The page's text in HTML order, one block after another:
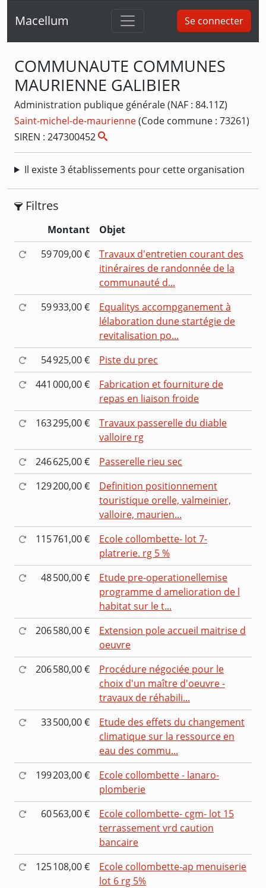
Macellum Se connecter
COMMUNAUTE COMMUNES
MAURIENNE GALIBIER
Administration publique générale (NAF : 84.11Z)
Saint-michel-de-maurienne(Code commune : 73261)
SIREN : 247300452
Il existe 3 établissements pour cette organisation
Filtres
Montant
Objet
59 709,00 €
Travaux d'entretien courant des
itinéraires de randonnée de la
communauté d...
59 933,00 €
Equalitys accompganement à
lélaboration dune startégie de
revitalisation po...
54 925,00 €
Piste du prec
441 000,00 €
Fabrication et fourniture de
repas en liaison froide
163 295,00 €
Travaux passerelle du diable
valloire rg
246 625,00 €
Passerelle rieu sec
129 200,00 €
Definition positionnement
touristique orelle, valmeinier,
valloire, maurien...
115 761,00 €
Ecole collombette- lot 7-
platrerie. rg 5 %
48 500,00 €
Etude pre-operationellemise
programme d amelioration de l
habitat sur le t...
206 580,00 €
Extension pole accueil maitrise d
oeuvre
206 580,00 €
Procédure négociée pour le
choix d'un maître d'oeuvre -
travaux de réhabili...
33 500,00 €
Etude des effets du changement
climatique sur la ressource en
eau des commu...
199 203,00 €
Ecole collombette - lanaro-
plomberie
60 563,00 €
Ecole collombette- cgm- lot 15
terrassement vrd caution
bancaire
125 108,00 €
Ecole collombette-ap menuiserie
lot 6 rg 5%